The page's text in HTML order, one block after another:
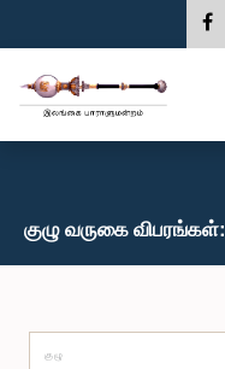
குழு வருகை
குழு